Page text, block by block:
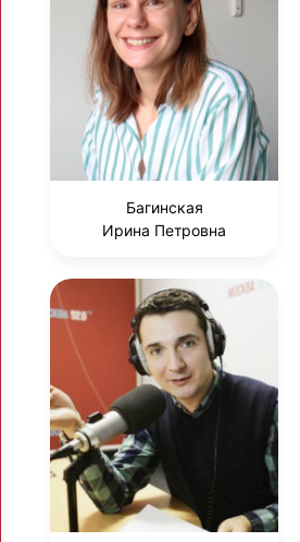
Багинская
Ирина Петровна